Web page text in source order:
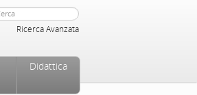
Ricerca Avanzata
Didattica